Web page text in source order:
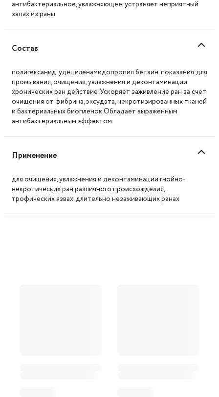
антибактериальное, увлажняющее, устраняет неприятный
запах из раны
Состав
полигексанид, удециленамидопропил бетаин. показания:для
промывания, очищения, увлажнения и деконтаминации
хронических ран действие:Ускоряет заживление ран за счет
очищения от фибрина, эксудата, некротизированных тканей
и бактериальных биопленок.Обладает выраженным
антибактериальным эффектом.
Применение
для очищения, увлажнения и деконтаминации гнойно-
некротических ран различного происхожделия,
трофических язвах, длительно незаживающих ранах